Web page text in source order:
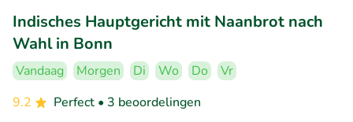
Indisches Hauptgericht mit Naanbrot nach
Wahl in Bonn
Vandaag Morgen Di Wo Do
Vr
9.2
Perfect • 3 beoordelingen